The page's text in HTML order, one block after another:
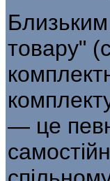
товару"
— це